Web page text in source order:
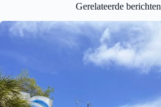
Gerelateerde berichten